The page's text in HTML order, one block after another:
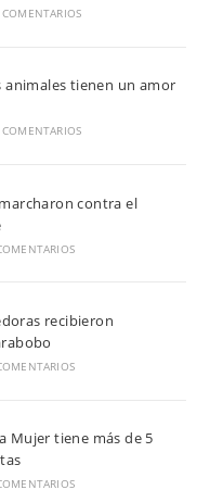
animales tienen un amor
contra el
recibieron
Mujer tiene más de 5